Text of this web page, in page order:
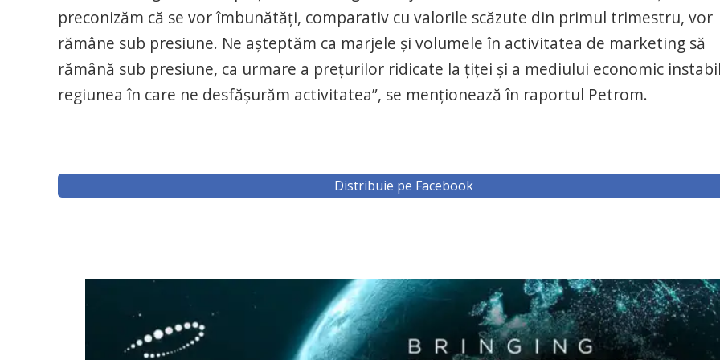
preconizăm că se vor îmbunătăţi, comparativ cu valorile scăzute din primul trimestru, vor
rămâne sub presiune. Ne aşteptăm ca marjele şi volumele în activitatea de marketing să
rămână sub presiune, ca urmare a preţurilor ridicate la ţiţei şi a mediului economic
regiunea în care ne desfăşurăm activitatea”, se menţionează în raportul Petrom.
Distribuie pe Facebook